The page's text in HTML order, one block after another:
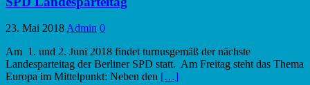
23. Mai 2018 Admin 0
Am 1. und 2. Juni 2018 findet turnusgemäß der nächste
Landesparteitag der Berliner SPD statt. Am Freitag steht das Thema
Europa im Mittelpunkt: Neben den […]